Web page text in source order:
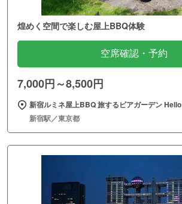
煌めく空間で楽しむ屋上BBQ体験
空席確認・予約
7,000円～8,500円
新宿ルミネ屋上BBQ 旅するビアガーデン Hello
新宿駅／東京都